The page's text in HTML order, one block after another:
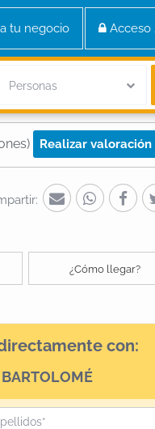
tu negocio
Personas
Realizar valoración
¿Cómo llegar?
con: